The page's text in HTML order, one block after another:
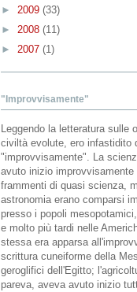
► 2009 (33)
► 2008 (11)
► 2007 (1)
"Improvvisamente"
Leggendo la letteratura sulle
civiltà evolute, ero infastidito
"improvvisamente". La
avuto inizio
frammenti di quasi scienza,
astronomia erano comparsi
presso i popoli
e molto più tardi nelle
stessa era apparsa
scrittura cuneiforme della
geroglifici dell'Egitto;
pareva, aveva avuto inizio